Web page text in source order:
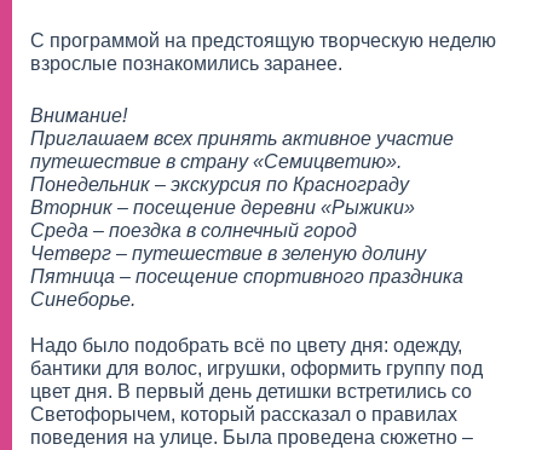
С программой на предстоящую творческую неделю
взрослые познакомились заранее.
Внимание!
Приглашаем всех принять активное участие
путешествие в страну «Семицветию».
Понедельник – экскурсия по Краснограду
Вторник – посещение деревни «Рыжики»
Среда – поездка в солнечный город
Четверг – путешествие в зеленую долину
Пятница – посещение спортивного праздника
Синеборье.
Надо было подобрать всё по цвету дня: одежду,
бантики для волос, игрушки, оформить группу под
цвет дня. В первый день детишки встретились со
Светофорычем, который рассказал о правилах
поведения на улице. Была проведена сюжетно –